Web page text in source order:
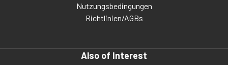
Nutzungsbedingungen
Richtlinien/AGBs
Also of Interest